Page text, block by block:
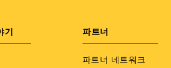
기 파트너
파트너 네트워크